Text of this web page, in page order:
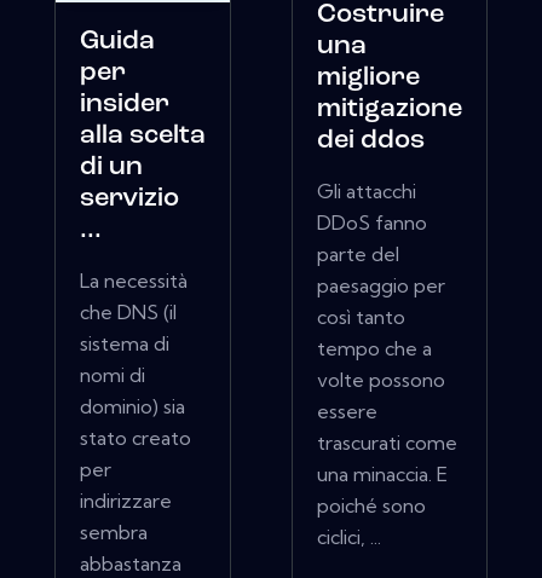
Guida
per
insider
alla scelta
di un
servizio
...
La necessità
che DNS (il
sistema di
nomi di
dominio) sia
stato creato
per
indirizzare
sembra
abbastanza
Costruire
una
migliore
mitigazione
dei ddos
Gli attacchi
DDoS fanno
parte del
paesaggio per
così tanto
tempo che a
volte possono
essere
trascurati come
una minaccia. E
poiché sono
ciclici, ...